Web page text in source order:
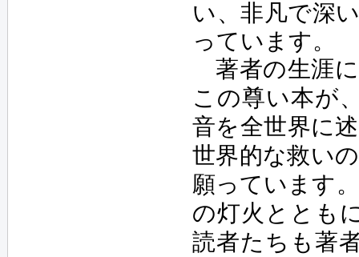
い、非凡で深
っています。
著者の生涯
この尊い本が
音を全世界に
世界的な救い
願っています
の灯火ととも
読者たちも著